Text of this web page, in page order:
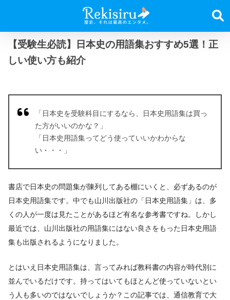
【受験生必読】日本史の用語集おすすめ5選！正
しい使い方も紹介
「日本史を受験科目にするなら、日本史用語集は買っ
た方がいいのかな？」
「日本史用語集ってどう使っていいかわからな
い・・・」
書店で日本史の問題集が陳列してある棚にいくと、必ずあるのが
日本史用語集です。中でも山川出版社の「日本史用語集」は、多
くの人が一度は見たことがあるほど有名な参考書ですね。しかし
最近では、山川出版社の用語集にはない良さをもった日本史用語
集も出版されるようになりました。
とはいえ日本史用語集は、言ってみれば教科書の内容が時代別に
並んでいるだけです。持ってはいてもほとんど使っていないとい
う人も多いのではないでしょうか？この記事では、通信教育で大